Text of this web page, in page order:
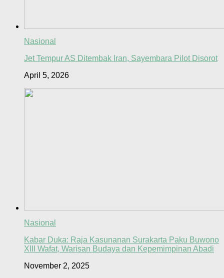
Nasional
Jet Tempur AS Ditembak Iran, Sayembara Pilot Disorot
April 5, 2026
Nasional
Kabar Duka: Raja Kasunanan Surakarta Paku Buwono
XIII Wafat, Warisan Budaya dan Kepemimpinan Abadi
November 2, 2025